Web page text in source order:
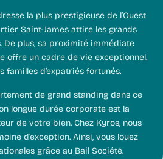
la plus prestigieuse de l’Ouest
Saint-James attire les grands
De plus, sa proximité immédiate
offre un cadre de vie exceptionnel.
familles d’expatriés fortunés.
de grand standing dans ce
longue durée corporate est la
de votre bien. Chez Kyros, nous
d’exception. Ainsi, vous louez
grâce au Bail Société.